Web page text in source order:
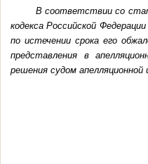
В соответствии со
кодекса Российской
по истечении срока его
представления в
решения судом апелляционной